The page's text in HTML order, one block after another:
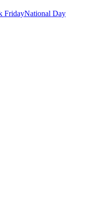
FridayNational Day